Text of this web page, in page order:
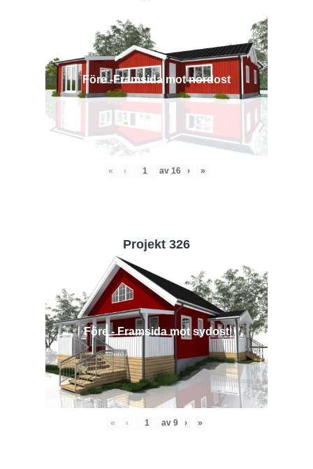
Före -Framsida mot nordost
« ‹ av 16 › »
Projekt 326
Före - Framsida mot sydost
« ‹ av 9 › »